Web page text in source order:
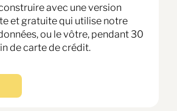
avec une version
et gratuite qui utilise notre
ou le vôtre, pendant 30
de carte de crédit.